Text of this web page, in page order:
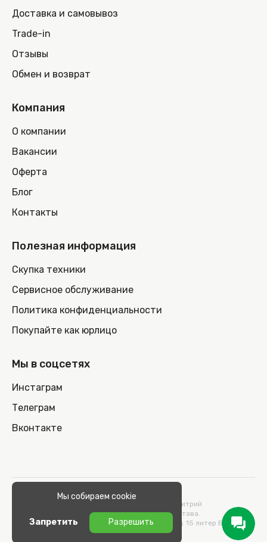
Доставка и самовывоз
Trade-in
Отзывы
Обмен и возврат
Компания
О компании
Вакансии
Оферта
Блог
Контакты
Полезная информация
Скупка техники
Сервисное обслуживание
Политика конфиденциальности
Покупайте как юрлицо
Мы в соцсетях
Инстаграм
Телеграм
Вконтакте
© 2026 100nout.by,
ООО «СТОНОУТБУКОВ» Директор Метельский Дмитрий
Константинович, действующий на основании Устава.
Адрес: 220100, Беларусь, г. Минск, ул. Кульман, д. 15 литер Б 9/к.
Мы собираем cookie
Запретить Разрешить